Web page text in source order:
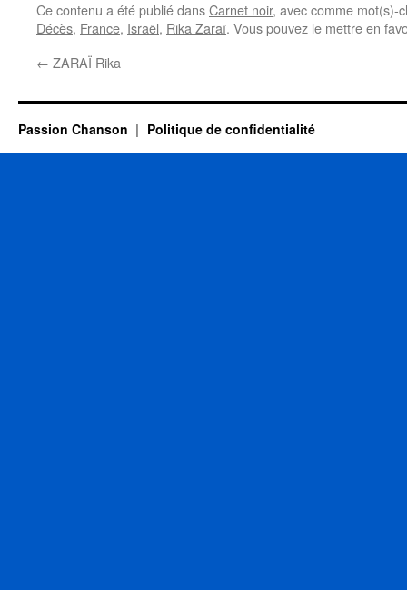
Ce contenu a été publié dansCarnet noir, avec comme mot(s)-
Décès, France, Israël, Rika Zaraï. Vous pouvez le mettre en
← ZARAÏ Rika
Passion Chanson Politique de confidentialité